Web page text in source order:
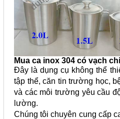
Mua ca inox 304 có vạch
Đây là dụng cụ không thể
tập thể, căn tin trường học,
và các môi trường yêu cầu
lường.
Chúng tôi chuyên cung cấp